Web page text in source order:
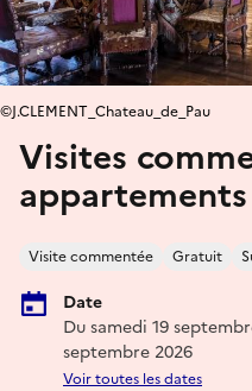
Visites
Visite commentée Gratuit
Date
Du samedi 19
septembre 2026
Voir toutes les dates
©J.CLEMENT_Chateau_de_Pau